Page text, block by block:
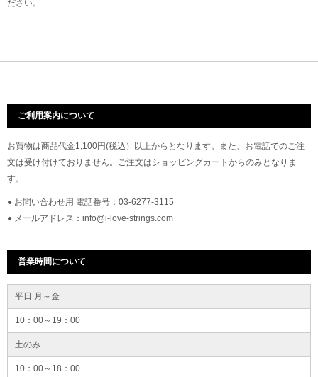
ださい。
ご利用案内について
お買物は商品代金1,100円(税込）以上からとなります。また、お電話でのご注
文は受け付けておりません。ご注文はショッピングカートからのみとなりま
す。
● お問い合わせ用 電話番号：03-6277-3115
● メールアドレス：info@i-love-strings.com
営業時間について
平日 月～金
10：00～19：00
土のみ
10：00～18：00